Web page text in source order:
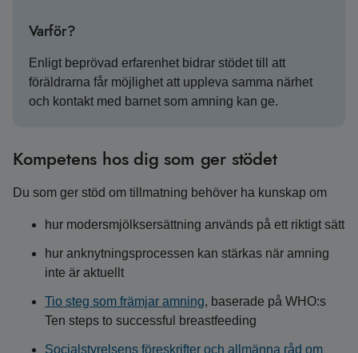
Varför?
Enligt beprövad erfarenhet bidrar stödet till att
föräldrarna får möjlighet att uppleva samma närhet
och kontakt med barnet som amning kan ge.
Kompetens hos dig som ger stödet
Du som ger stöd om tillmatning behöver ha kunskap om
hur modersmjölksersättning används på ett riktigt sätt
hur anknytningsprocessen kan stärkas när amning
inte är aktuellt
Tio steg som främjar amning, baserade på WHO:s
Ten steps to successful breastfeeding
Socialstyrelsens föreskrifter och allmänna råd om